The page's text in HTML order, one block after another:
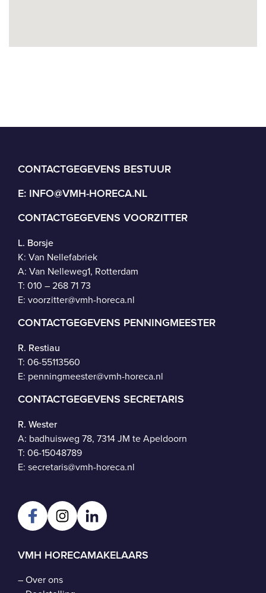
CONTACTGEGEVENS BESTUUR
E: INFO@VMH-HORECA.NL
CONTACTGEGEVENS VOORZITTER
L. Borsje
K: Van Nellefabriek
A: Van Nelleweg1, Rotterdam
T: 010 – 268 71 73
E: voorzitter@vmh-horeca.nl
CONTACTGEGEVENS PENNINGMEESTER
R. Restiau
T: 06-55113560
E: penningmeester@vmh-horeca.nl
CONTACTGEGEVENS SECRETARIS
R. Wester
A: badhuisweg 78, 7314 JM te Apeldoorn
T: 06-15048789
E: secretaris@vmh-horeca.nl
VMH HORECAMAKELAARS
–Over ons